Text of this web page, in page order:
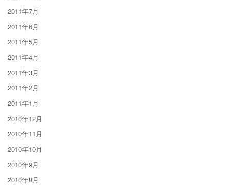
2011年7月
2011年6月
2011年5月
2011年4月
2011年3月
2011年2月
2011年1月
2010年12月
2010年11月
2010年10月
2010年9月
2010年8月